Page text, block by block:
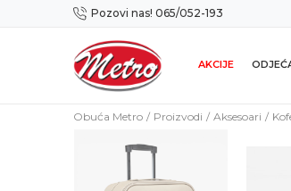
Pozovi nas! 065/052-193
Preuzmi NOVU Metro
AKCIJE
Obuća Metro Proizvodi Aksesoari